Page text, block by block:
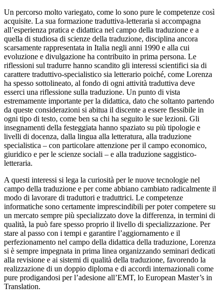
Un percorso molto variegato, come lo sono pure le competenze così
acquisite. La sua formazione traduttiva-letteraria si accompagna
all’esperienza pratica e didattica nel campo della traduzione e a
quella di studiosa di scienze della traduzione, disciplina ancora
scarsamente rappresentata in Italia negli anni 1990 e alla cui
evoluzione e divulgazione ha contribuito in prima persona. Le
riflessioni sul tradurre hanno scandito gli interessi scientifici sia di
carattere traduttivo-specialistico sia letterario poiché, come Lorenza
ha spesso sottolineato, al fondo di ogni attività traduttiva deve
esserci una riflessione sulla traduzione. Un punto di vista
estremamente importante per la didattica, dato che soltanto partendo
da queste considerazioni si abitua il discente a essere flessibile in
ogni tipo di testo, come ben sa chi ha seguito le sue lezioni. Gli
insegnamenti della festeggiata hanno spaziato su più tipologie e
livelli di docenza, dalla lingua alla letteratura, alla traduzione
specialistica – con particolare attenzione per il campo economico,
giuridico e per le scienze sociali – e alla traduzione saggistico-
letteraria.
A questi interessi si lega la curiosità per le nuove tecnologie nel
campo della traduzione e per come abbiano cambiato radicalmente il
modo di lavorare di traduttori e traduttrici. Le competenze
informatiche sono certamente imprescindibili per poter competere su
un mercato sempre più specializzato dove la differenza, in termini di
qualità, la può fare spesso proprio il livello di specializzazione. Per
stare al passo con i tempi e garantire l’aggiornamento e il
perfezionamento nel campo della didattica della traduzione, Lorenza
si è sempre impegnata in prima linea organizzando seminari dedicati
alla revisione e ai sistemi di qualità della traduzione, favorendo la
realizzazione di un doppio diploma e di accordi internazionali come
pure prodigandosi per l’adesione all’EMT, lo European Master’s in
Translation.